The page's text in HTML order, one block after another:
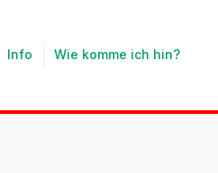
Info Wie komme ich hin?